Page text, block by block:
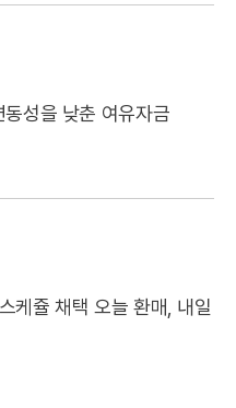
성을 낮춘 여유자금
케쥴 채택오늘 환매, 내일